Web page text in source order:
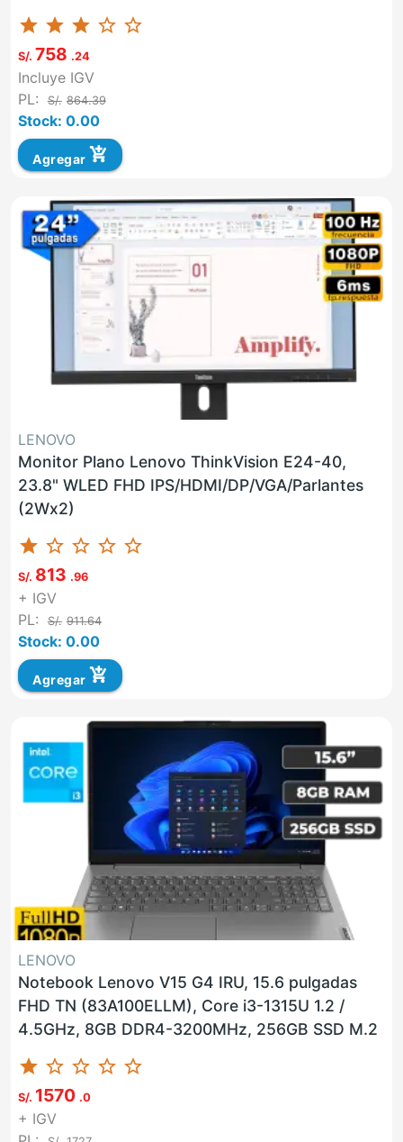
HDMI: SI G. F: 36 MESES ON-SITE UNIDAD
MARCA...
star star star star_border star_border
S/. 758 .24
Incluye IGV
PL:
S/. 864.39
Stock: 0.00
Agregar add_shopping_cart
LENOVO
Monitor Plano Lenovo ThinkVision E24-40,
23.8" WLED FHD IPS/HDMI/DP/VGA/Parlantes
(2Wx2)
star star_border star_border star_border star_border
S/. 813 .96
+ IGV
PL:
S/. 911.64
Stock: 0.00
Agregar add_shopping_cart
LENOVO
Notebook Lenovo V15 G4 IRU, 15.6 pulgadas
FHD TN (83A100ELLM), Core i3-1315U 1.2 /
4.5GHz, 8GB DDR4-3200MHz, 256GB SSD M.2
star star_border star_border star_border star_border
S/. 1570 .0
+ IGV